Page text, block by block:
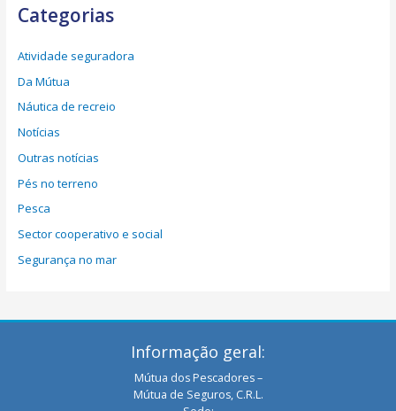
Categorias
Atividade seguradora
Da Mútua
Náutica de recreio
Notícias
Outras notícias
Pés no terreno
Pesca
Sector cooperativo e social
Segurança no mar
Informação geral:
Mútua dos Pescadores –
Mútua de Seguros, C.R.L.